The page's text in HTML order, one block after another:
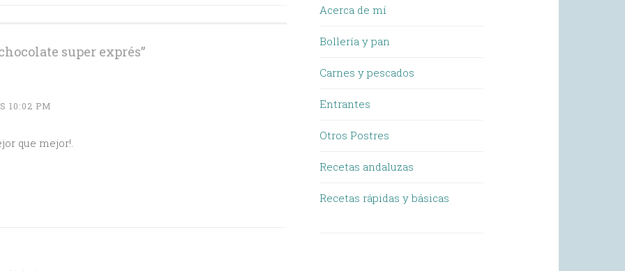
super exprés”
10:02 PM
que mejor!.
Acerca de mí
Bollería y pan
Carnes y pescados
Entrantes
Otros Postres
Recetas andaluzas
Recetas rápidas y básicas